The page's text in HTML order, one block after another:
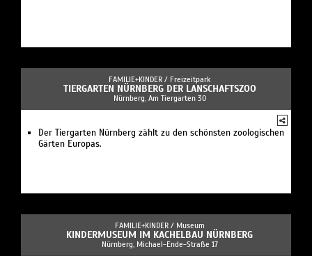
FAMILIE+KINDER / Freizeitpark
TIERGARTEN NÜRNBERG DER LANSCHAFTSZOO
Nürnberg, Am Tiergarten 30
Der Tiergarten Nürnberg zählt zu den schönsten zoologischen
Gärten Europas.
FAMILIE+KINDER / Museum
KINDERMUSEUM IM KACHELBAU NÜRNBERG
Nürnberg, Michael-Ende-Straße 17